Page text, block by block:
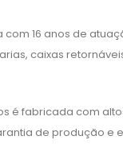
com 16 anos de
caixas
é fabricada com
de produção e